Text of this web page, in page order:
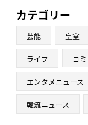
カテゴリー
芸能 皇室
ライフ コ
エンタメニュース
韓流ニュース